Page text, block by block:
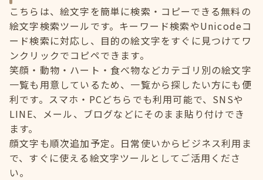
こちらは、絵文字を簡単に検索・コピーできる無料の
絵文字検索ツールです。キーワード検索やUnicodeコ
ード検索に対応し、目的の絵文字をすぐに見つけてワ
ンクリックでコピペできます。
笑顔・動物・ハート・食べ物などカテゴリ別の絵文字
一覧も用意しているため、一覧から探したい方にも便
利です。スマホ・PCどちらでも利用可能で、SNSや
LINE、メール、ブログなどにそのまま貼り付けでき
ます。
顔文字も順次追加予定。日常使いからビジネス利用ま
で、すぐに使える絵文字ツールとしてご活用くださ
い。